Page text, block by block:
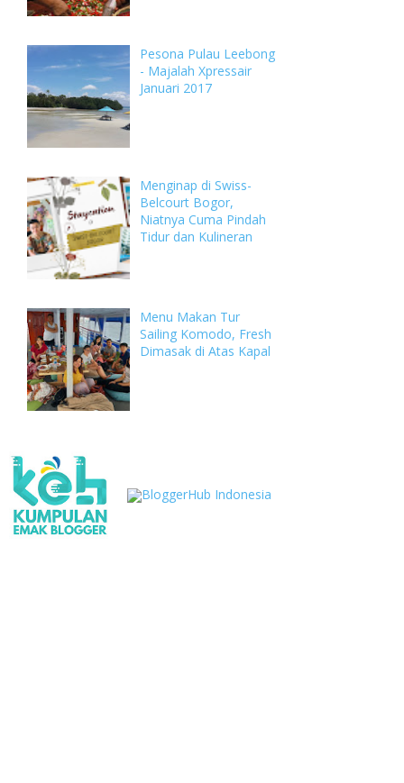
Pesona Pulau Leebong
- Majalah Xpressair
Januari 2017
Menginap di Swiss-
Belcourt Bogor,
Niatnya Cuma Pindah
Tidur dan Kulineran
Menu Makan Tur
Sailing Komodo, Fresh
Dimasak di Atas Kapal